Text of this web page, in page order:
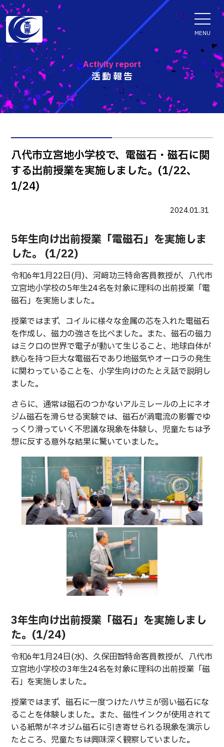
活動報告
Activity report
八代市立宮地小学校で、電磁石・磁石に関
する出前授業を実施しました。(1/22、
1/24)
2024.01.31
5年生向け出前授業「電磁石」を実施しま
した。 (1/22)
令和6年1月22日(月)、河﨑功三特命客員教授が、八代市
立宮地小学校の5年生24名を対象に理科の出前授業「電
磁石」を実施しました。
授業ではまず、コイルに様々な金属の芯を入れた電磁石
を作成し、磁力の強さを比べました。また、磁石の磁力
はミクロの世界で電子が動いて生じること、地球自体が
鉄心を持つ巨大な電磁石であり地磁気やオーロラの発生
に関わっていることを、小学生向けのたとえ話で説明し
ました。
さらに、通常は磁石のつかないアルミレールの上にネオ
ジム磁石を滑らせる実験では、磁石が渦電流の影響でゆ
っくり滑っていく不思議な現象を体験し、児童たちは予
想に反する意外な結果に驚いていました。
3年生向け出前授業「磁石」を実施しまし
た。(1/24)
令和6年1月24日(水)、久保田智特命客員教授が、八代市
立宮地小学校の3年生24名を対象に理科の出前授業「磁
石」を実施しました。
授業ではまず、磁石に一度つけたハサミが弱い磁石にな
ることを体験しました。また、磁性インクが使用されて
いる紙幣がネオジム磁石に引き寄せられる現象を演示し
たところ、児童たちは興味深く観察していました。
MENU
ENGLISH
学科・専攻科
電子情報学系学科
知能制御情報工学科
情報工学科
融合・複合工学系学科
機械知能システム工学科
基幹教育科
専攻科
電子情報システム工学専攻
生産システム工学専攻
入試情報
入試速報
入学者選抜検査 情報
オープンキャンパス等
進学の手引き
入学料および授業料
受験生向け 熊本高専 Q&A
ル等
学校概要
交通アクセス
教員紹介
学生生活
パンフレット・紹介動画
産学官連携・地域連携
国際交流
活動報告
ご寄付・ネーミングライ
ツ等
キャリア関係
情報セキュリティ
図書館
アントレプレナーシップ
転職・Uターン就職
お問い合わせ
在校生・保護者の方へ
卒業生の方へ
教職員向け